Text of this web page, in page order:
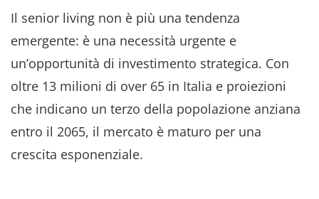
Il senior living non è più una tendenza
emergente: è una necessità urgente e
un’opportunità di investimento strategica. Con
oltre 13 milioni di over 65 in Italia e proiezioni
che indicano un terzo della popolazione anziana
entro il 2065, il mercato è maturo per una
crescita esponenziale.